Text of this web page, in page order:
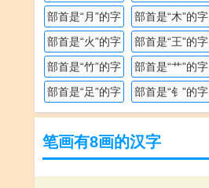
部首是“月”的字
部首是“木”的字
部首是“火”的字
部首是“王”的字
部首是“竹”的字
部首是“艹”的字
部首是“足”的字
部首是“钅”的字
笔画有8画的汉字